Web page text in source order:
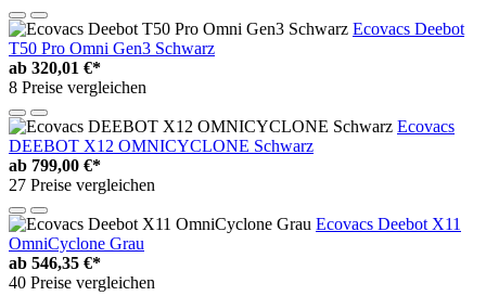
Ecovacs Deebot
T50 Pro Omni Gen3 Schwarz
ab 320,01 €*
8 Preise vergleichen
Ecovacs
DEEBOT X12 OMNICYCLONE Schwarz
ab 799,00 €*
27 Preise vergleichen
Ecovacs Deebot X11
OmniCyclone Grau
ab 546,35 €*
40 Preise vergleichen